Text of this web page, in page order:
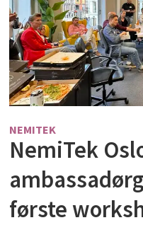
NEMITEK
NemiTek
første